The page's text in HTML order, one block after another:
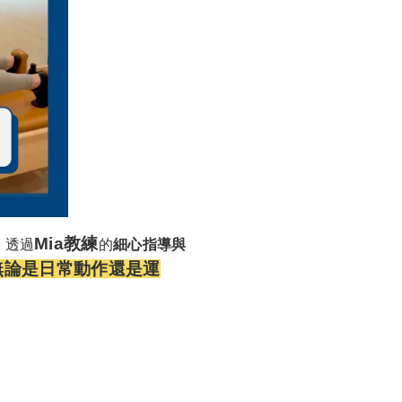
透過Mia教練的細心指導與
是日常動作還是運